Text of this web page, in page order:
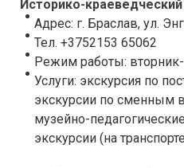
Историко-
Адрес: г. Браслав, ул.
Тел. +3752153 65062
Режим работы:
Услуги: экскурсия по
экскурсии по сменным
музейно-
экскурсии (на